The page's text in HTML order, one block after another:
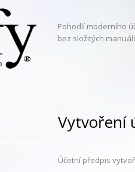
Pohodlí moderního
bez složitých
Vytvoření
Účetní předpis